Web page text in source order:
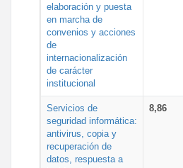
elaboración y puesta
en marcha de
convenios y acciones
de
internacionalización
de carácter
institucional
Servicios de
seguridad informática:
antivirus, copia y
recuperación de
datos, respuesta a
8,86